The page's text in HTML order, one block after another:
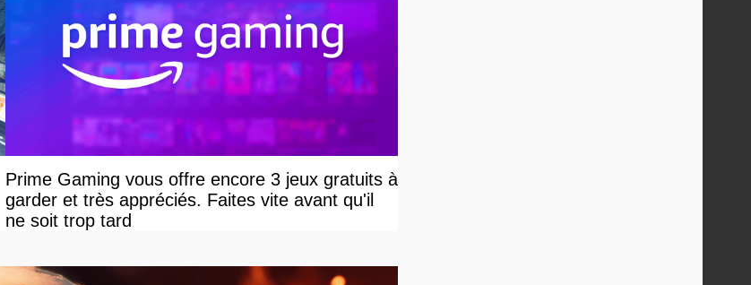
Prime Gaming vous offre encore 3 jeux gratuits à
garder et très appréciés. Faites vite avant qu'il
ne soit trop tard